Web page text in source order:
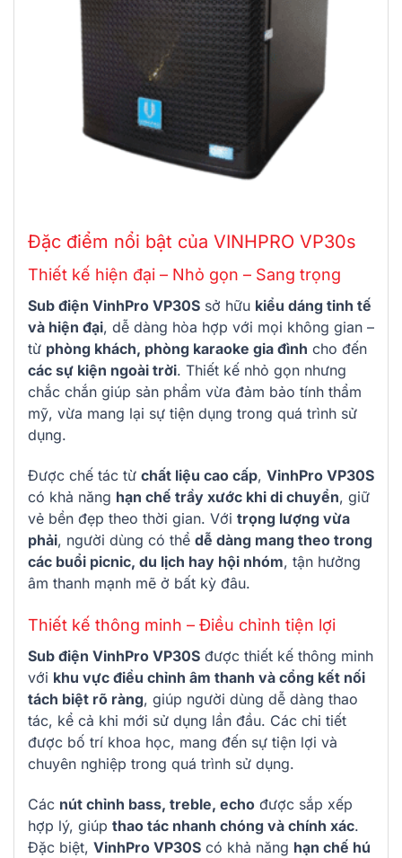
Đặc điểm nổi bật của VINHPRO VP30s
Thiết kế hiện đại – Nhỏ gọn – Sang trọng
Sub điện VinhPro VP30S sở hữu kiểu dáng tinh tế
và hiện đại, dễ dàng hòa hợp với mọi không gian –
từ phòng khách, phòng karaoke gia đình cho đến
các sự kiện ngoài trời. Thiết kế nhỏ gọn nhưng
chắc chắn giúp sản phẩm vừa đảm bảo tính thẩm
mỹ, vừa mang lại sự tiện dụng trong quá trình sử
dụng.
Được chế tác từ chất liệu cao cấp, VinhPro VP30S
có khả năng hạn chế trầy xước khi di chuyển, giữ
vẻ bền đẹp theo thời gian. Với trọng lượng vừa
phải, người dùng có thể dễ dàng mang theo trong
các buổi picnic, du lịch hay hội nhóm, tận hưởng
âm thanh mạnh mẽ ở bất kỳ đâu.
Thiết kế thông minh – Điều chỉnh tiện lợi
Sub điện VinhPro VP30S được thiết kế thông minh
với khu vực điều chỉnh âm thanh và cổng kết nối
tách biệt rõ ràng, giúp người dùng dễ dàng thao
tác, kể cả khi mới sử dụng lần đầu. Các chi tiết
được bố trí khoa học, mang đến sự tiện lợi và
chuyên nghiệp trong quá trình sử dụng.
Các nút chỉnh bass, treble, echo được sắp xếp
hợp lý, giúp thao tác nhanh chóng và chính xác.
Đặc biệt, VinhPro VP30S có khả năng hạn chế hú